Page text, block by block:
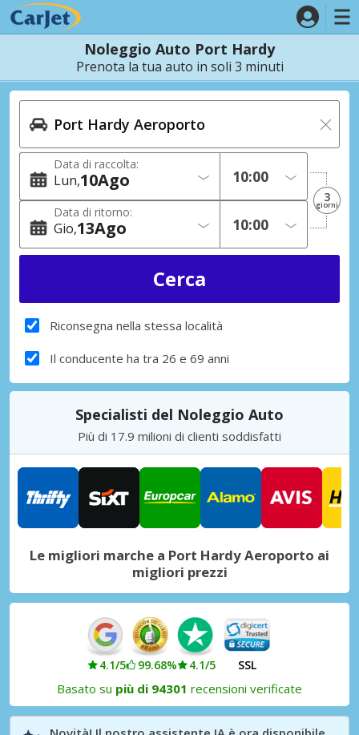
Noleggio Auto Port Hardy
Prenota la tua auto in soli 3 minuti
Data di raccolta:
Lun 10Ago
Data di ritorno:
Gio 13Ago
3
giorni
Riconsegna nella stessa località
Il conducente ha tra 26 e 69 anni
Specialisti del Noleggio Auto
Più di 17.9 milioni di clienti soddisfatti
Le migliori marche a Port Hardy Aeroporto ai
migliori prezzi
4.1/5 99.68% 4.1/5 SSL
Basato su più di 94301 recensioni verificate